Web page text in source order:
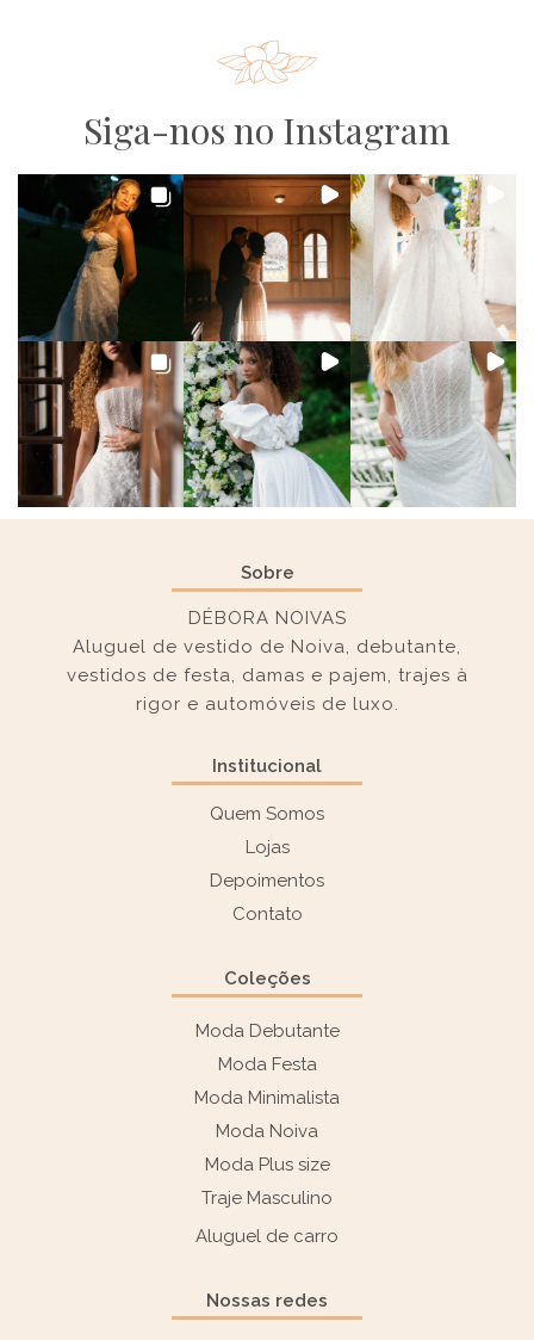
Siga-nos no Instagram
Sobre
DÉBORA NOIVAS
Aluguel de vestido de Noiva, debutante,
vestidos de festa, damas e pajem, trajes à
rigor e automóveis de luxo.
Institucional
Quem Somos
Lojas
Depoimentos
Contato
Coleções
Moda Debutante
Moda Festa
Moda Minimalista
Moda Noiva
Moda Plus size
Traje Masculino
Aluguel de carro
Nossas redes